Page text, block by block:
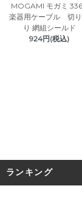
MOGAMI モガミ
楽器用ケーブル 切
り 網組シールド
924円(税込)
ランキング